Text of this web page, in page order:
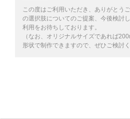
この度はご利用いただき、ありがとう
の選択肢についてのご提案、今後検討
利用をお待ちしております。
（なお、オリジナルサイズであれば
形状で制作できますので、ぜひご検討く